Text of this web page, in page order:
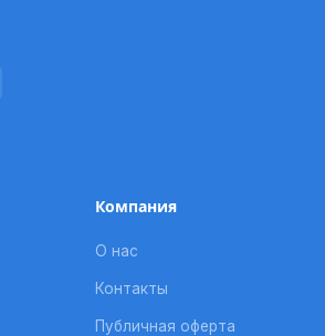
Компания
О нас
Контакты
Публичная оферта